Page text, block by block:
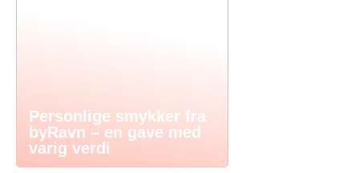
Personlige smykker fra
byRavn – en gave med
varig verdi